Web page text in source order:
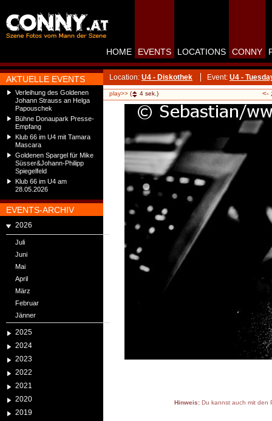
AKTUELLE EVENTS
Verleihung des Goldenen
Johann Strauss an Helga
Papouschek
Bühne Donaupark Presse-
Empfang
Klub 66 im U4 mit Tamara
Mascara
Goldenen Spargel für Mike
Süsser&Johann-Philipp
Spiegelfeld
Klub 66 im U4 am
28.05.2026
EVENTS-ARCHIV
2026
Juli
Juni
Mai
April
März
Februar
Jänner
2025
2024
2023
2022
2021
2020
2019
HOME EVENTS LOCATIONS CONNY
Location: U4 - Diskothek Event: U4 -
play>> ( 4 sek.) <-
Hinweis:Du kannst auch mit den